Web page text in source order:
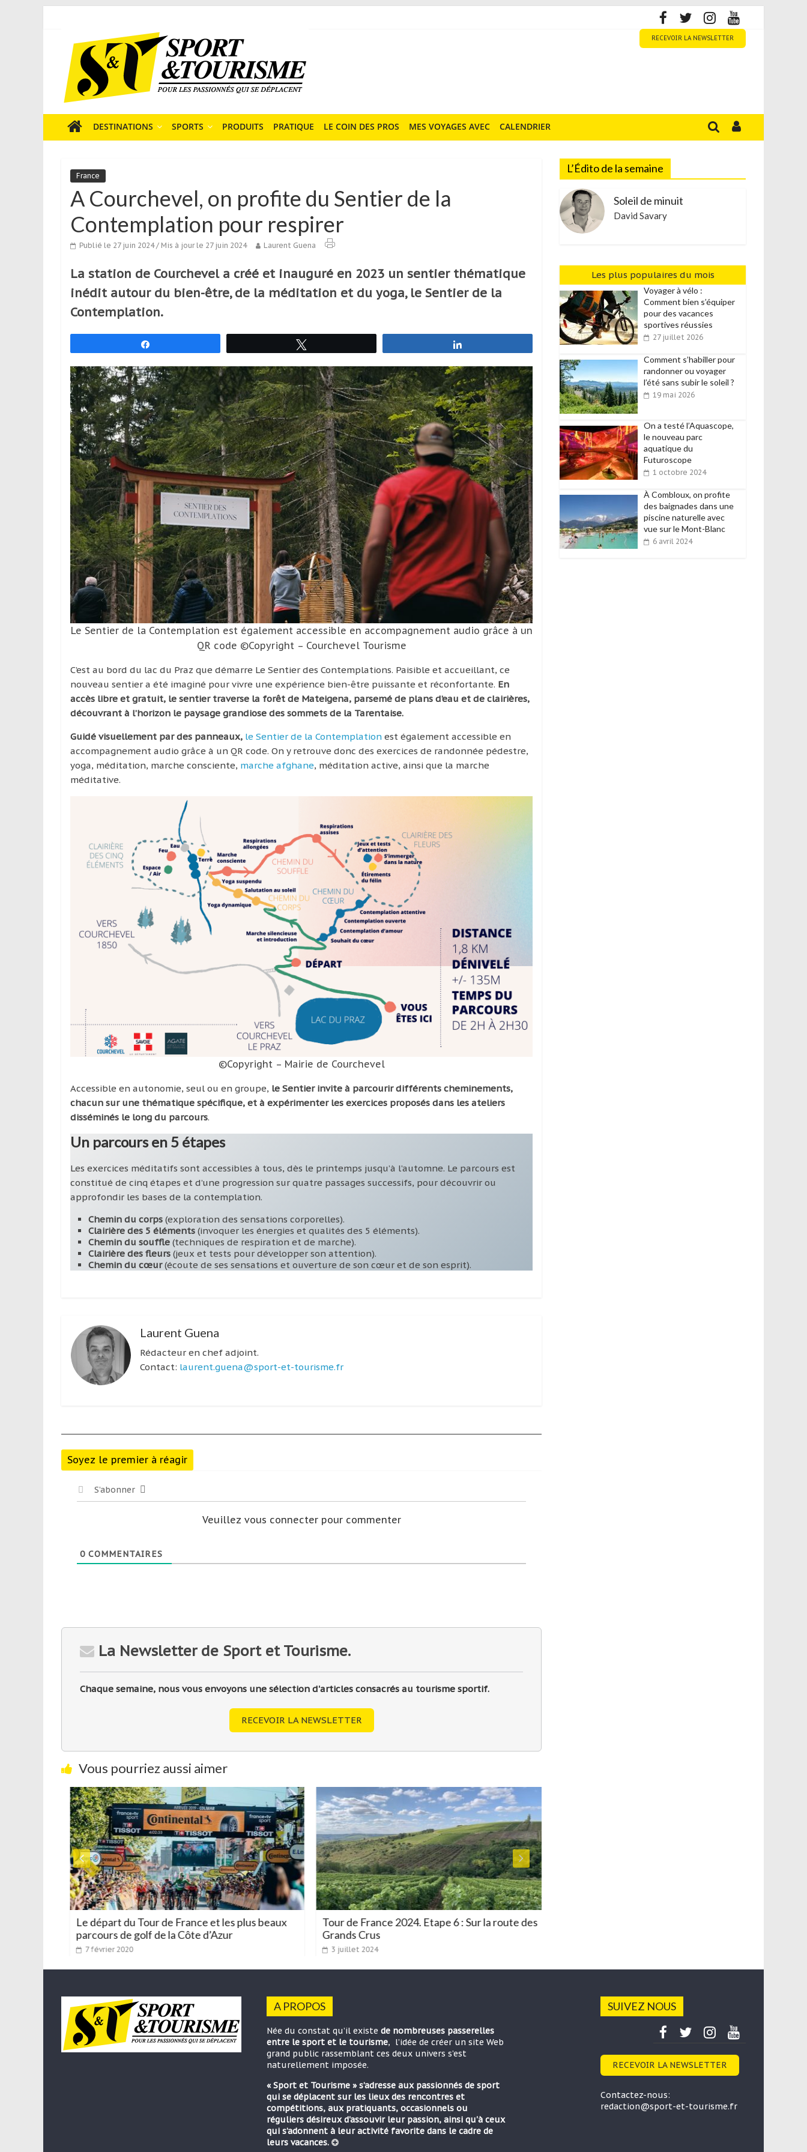
content
Tourisme
est
un
média
sur
sportif
qui
s’adresse
aux
ponctuels
ou
réguliers,
pratiquants,
passionnés
simples
spectateurs
de
sport,
qui
se
déplacent
en
France
l’étranger
pour
assouvir
leur
passion,
tout
en
profitant
de
d’un
pays
d’une
RECEVOIR LA NEWSLETTER
DESTINATIONS SPORTS PRODUITS PRATIQUE LE COIN DES PROS MES VOYAGES AVEC CALENDRIER
France
A Courchevel, on profite du Sentier de la
Contemplation pour respirer
Publié le 27 juin 2024/ Mis à jour le 27 juin 2024 Laurent Guena
La station de Courchevel a créé et inauguré en 2023 un sentier thématique
inédit autour du bien-être, de la méditation et du yoga, le Sentier de la
Contemplation.
Le Sentier de la Contemplation est également accessible en accompagnement audio grâce à un
QR code ©Copyright – Courchevel Tourisme
C’est au bord du lac du Praz que démarre Le Sentier des Contemplations. Paisible et accueillant, ce
nouveau sentier a été imaginé pour vivre une expérience bien-être puissante et réconfortante. En
accès libre et gratuit, le sentier traverse la forêt de Mateigena, parsemé de plans d’eau et de clairières,
découvrant à l’horizon le paysage grandiose des sommets de la Tarentaise.
Guidé visuellement par des panneaux, le Sentier de la Contemplation est également accessible en
accompagnement audio grâce à un QR code. On y retrouve donc des exercices de randonnée pédestre,
yoga, méditation, marche consciente, marche afghane, méditation active, ainsi que la marche
méditative.
©Copyright – Mairie de Courchevel
Accessible en autonomie, seul ou en groupe, le Sentier invite à parcourir différents cheminements,
chacun sur une thématique spécifique, et à expérimenter les exercices proposés dans les ateliers
disséminés le long du parcours.
Un parcours en 5 étapes
Les exercices méditatifs sont accessibles à tous, dès le printemps jusqu’à l’automne. Le parcours est
constitué de cinq étapes et d’une progression sur quatre passages successifs, pour découvrir ou
approfondir les bases de la contemplation.
Chemin du corps (exploration des sensations corporelles).
Clairière des 5 éléments (invoquer les énergies et qualités des 5 éléments).
Chemin du souffle (techniques de respiration et de marche).
Clairière des fleurs (jeux et tests pour développer son attention).
Chemin du cœur(écoute de ses sensations et ouverture de son cœur et de son esprit).
Laurent Guena
Rédacteur en chef adjoint.
Contact: laurent.guena@sport-et-tourisme.fr
Soyez le premier à réagir
S’abonner
Veuillez vous connecter pour commenter
0 COMMENTAIRES
La Newsletter de Sport et Tourisme.
Chaque semaine, nous vous envoyons une sélection d'articles consacrés au tourisme sportif.
RECEVOIR LA NEWSLETTER
Vous pourriez aussi aimer
Le départ du Tour de France et les plus beaux
parcours de golf de la Côte d’Azur
7 février 2020
Tour de France 2024. Etape 6 : Sur la route des
Grands Crus
3 juillet 2024
L’Édito de la semaine
Soleil de minuit
David Savary
Les plus populaires du mois
Voyager à vélo :
Comment bien s’équiper
pour des vacances
sportives réussies
27 juillet 2026
Comment s’habiller pour
randonner ou voyager
l’été sans subir le soleil ?
19 mai 2026
On a testé l’Aquascope,
le nouveau parc
aquatique du
Futuroscope
1 octobre 2024
À Combloux, on profite
des baignades dans une
piscine naturelle avec
vue sur le Mont-Blanc
6 avril 2024
A PROPOS
Née du constat qu’il existe de nombreuses passerelles
entre le sport et le tourisme, l’idée de créer un site Web
grand public rassemblant ces deux univers s’est
naturellement imposée.
« Sport et Tourisme » s’adresse aux passionnés de sport
qui se déplacent sur les lieux des rencontres et
compétitions, aux pratiquants, occasionnels ou
réguliers désireux d'assouvir leur passion, ainsi qu'à ceux
qui s’adonnent à leur activité favorite dans le cadre de
leurs vacances.
SUIVEZ NOUS
RECEVOIR LA NEWSLETTER
Contactez-nous:
redaction@sport-et-tourisme.fr